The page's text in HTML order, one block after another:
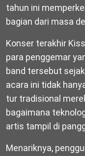
tahun ini
bagian dari masa
Konser terakhir
para penggemar
band tersebut
acara ini tidak
tur tradisional
bagaimana
artis tampil di
Menariknya,